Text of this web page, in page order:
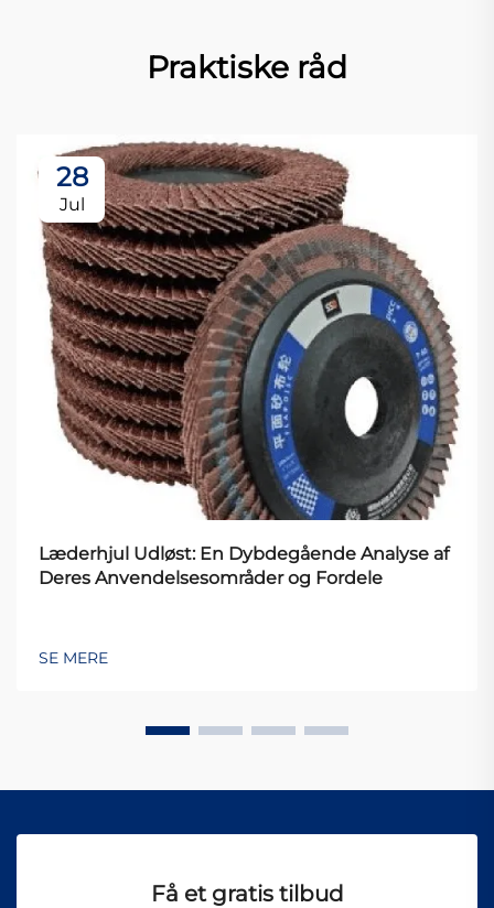
Praktiske råd
28
Jul
Læderhjul Udløst: En Dybdegående Analyse af
Deres Anvendelsesområder og Fordele
SE MERE
Få et gratis tilbud